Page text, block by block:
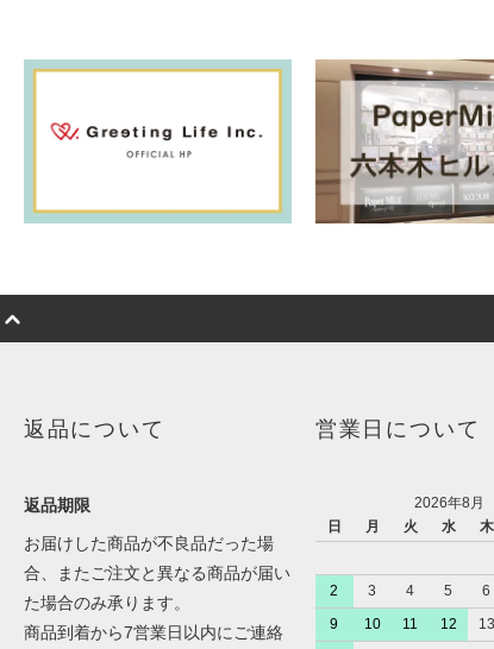
返品について
返品期限
お届けした商品が不良品だった場
合、またご注文と異なる商品が届い
た場合のみ承ります。
商品到着から7営業日以内にご連絡
営業日について
2026年8月
日
月 火 水 木
2
3 4 5 6
9
10 11 12 13